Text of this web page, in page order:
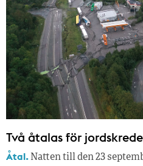
Två åtalas för
Åtal. Natten till den 23